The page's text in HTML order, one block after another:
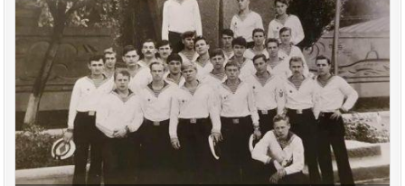
Posted
in